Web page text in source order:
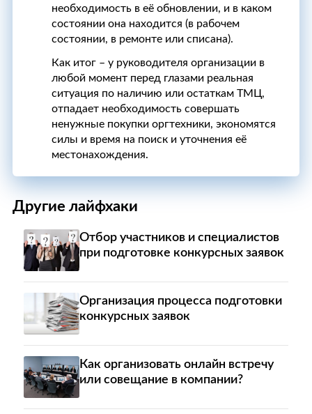
необходимость в её обновлении, и в каком
состоянии она находится (в рабочем
состоянии, в ремонте или списана).
Как итог – у руководителя организации в
любой момент перед глазами реальная
ситуация по наличию или остаткам ТМЦ,
отпадает необходимость совершать
ненужные покупки оргтехники, экономятся
силы и время на поиск и уточнения её
местонахождения.
Другие лайфхаки
Отбор участников и специалистов
при подготовке конкурсных заявок
Организация процесса подготовки
конкурсных заявок
Как организовать онлайн встречу
или совещание в компании?